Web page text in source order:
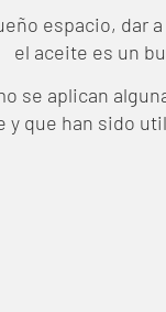
espacio, dar
el aceite es un
se aplican
y que han sido